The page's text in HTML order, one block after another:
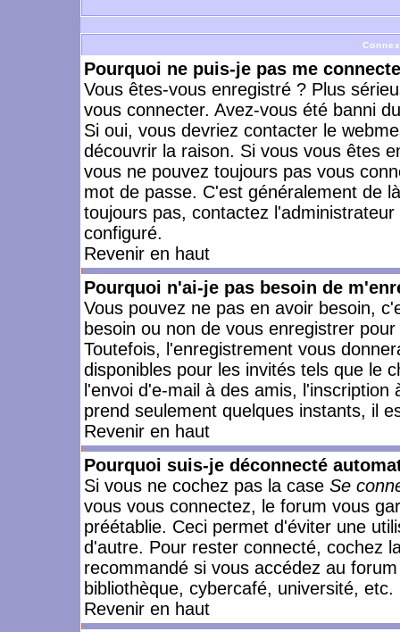
Pourquoi ne puis-je pas me
Vous êtes-vous enregistré ? Plus
vous connecter. Avez-vous été banni
Si oui, vous devriez contacter le
découvrir la raison. Si vous vous êtes
vous ne pouvez toujours pas vous
mot de passe. C'est généralement de
toujours pas, contactez
configuré.
Revenir en haut
Pourquoi n'ai-je pas besoin de
Vous pouvez ne pas en avoir besoin,
besoin ou non de vous enregistrer
Toutefois, l'enregistrement vous
disponibles pour les invités tels que le
l'envoi d'e-mail à des amis,
prend seulement quelques instants, il
Revenir en haut
Pourquoi suis-je déconnecté
Si vous ne cochez pas la case Se
vous vous connectez, le forum vous
préétablie. Ceci permet d'éviter une
d'autre. Pour rester connecté, cochez
recommandé si vous accédez au
bibliothèque, cybercafé, université, etc.
Revenir en haut